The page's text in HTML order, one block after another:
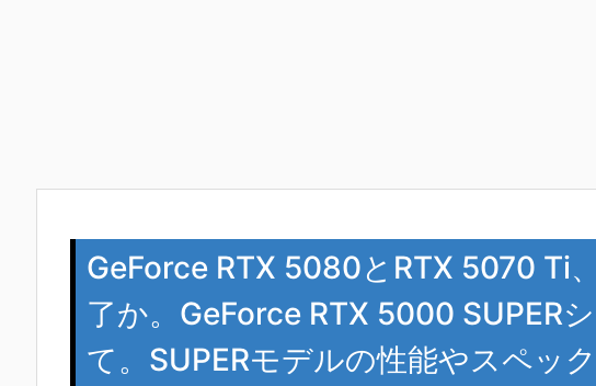
GeForce RTX 5080とRTX 5070 Ti
了か。GeForce RTX 5000 SUPER
て。SUPERモデルの性能やスペッ